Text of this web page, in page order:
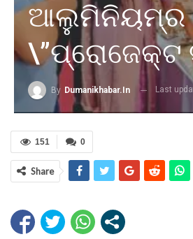
ଆଲୁମିନିୟମ୍‌ର
\”ପ୍ରୋଜେକ୍ଟ
By Dumanikhabar.in Last
0
151
Share